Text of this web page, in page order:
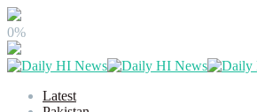
0%
Latest